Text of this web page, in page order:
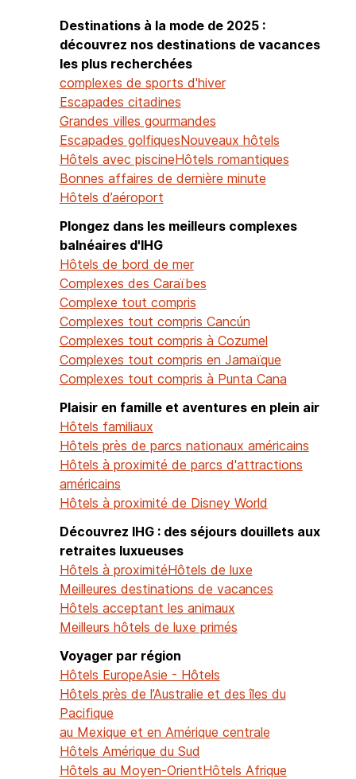
Destinations à la mode de 2025 :
découvrez nos destinations de vacances
les plus recherchées
complexes de sports d'hiver
Escapades citadines
Grandes villes gourmandes
Escapades golfiquesNouveaux hôtels
Hôtels avec piscineHôtels romantiques
Bonnes affaires de dernière minute
Hôtels d’aéroport
Plongez dans les meilleurs complexes
balnéaires d'IHG
Hôtels de bord de mer
Complexes des Caraïbes
Complexe tout compris
Complexes tout compris Cancún
Complexes tout compris à Cozumel
Complexes tout compris en Jamaïque
Complexes tout compris à Punta Cana
Plaisir en famille et aventures en plein air
Hôtels familiaux
Hôtels près de parcs nationaux américains
Hôtels à proximité de parcs d'attractions
américains
Hôtels à proximité de Disney World
Découvrez IHG : des séjours douillets aux
retraites luxueuses
Hôtels à proximitéHôtels de luxe
Meilleures destinations de vacances
Hôtels acceptant les animaux
Meilleurs hôtels de luxe primés
Voyager par région
Hôtels EuropeAsie - Hôtels
Hôtels près de l’Australie et des îles du
Pacifique
au Mexique et en Amérique centrale
Hôtels Amérique du Sud
Hôtels au Moyen-OrientHôtels Afrique